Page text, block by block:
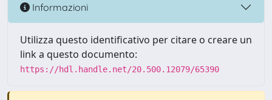
Informazioni
Utilizza questo identificativo per citare o creare un
link a questo documento:
https://hdl.handle.net/20.500.12079/65390